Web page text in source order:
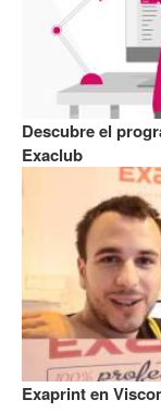
Descubre el
Exaclub
Exaprint en